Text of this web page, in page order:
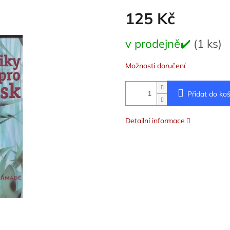
125 Kč
cena:
v prodejně✔️ (1 ks)
Možnosti doručení
Přidat do
Detailní informace